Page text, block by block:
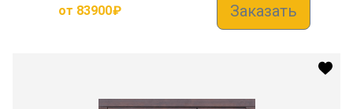
от 83900₽ Заказать